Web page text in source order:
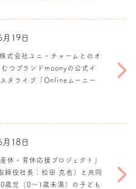
19日
式会社ユニ・チャームとのオ
つブランドmoonyの公式イ
タライブ「Onlineムーニー
18日
休・育休応援プロジェクト」
締役社長：松田 克也）と共同
歳児（0～1歳未満）の子ども